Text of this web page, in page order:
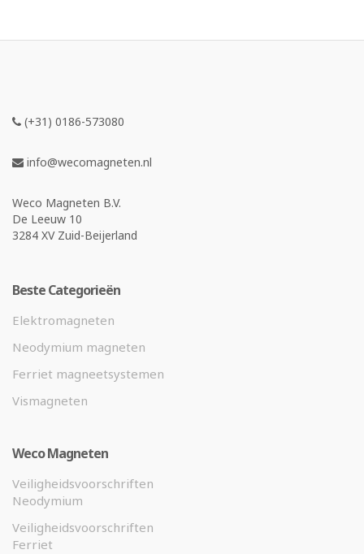
(+31) 0186-573080
info@wecomagneten.nl
Weco Magneten B.V.
De Leeuw 10
3284 XV Zuid-Beijerland
Beste Categorieën
Elektromagneten
Neodymium magneten
Ferriet magneetsystemen
Vismagneten
Weco Magneten
Veiligheidsvoorschriften
Neodymium
Veiligheidsvoorschriften
Ferriet